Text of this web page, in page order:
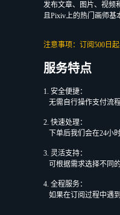
发布文章、图片、视频
且Pixiv上的热门画师基
注意事项：订阅500日
服务特点
1. 安全便捷：
无需自行操作支付流
2. 快速处理：
下单后我们会在24小
3. 灵活支持：
可根据需求选择不同
4. 全程服务：
如果在订阅过程中遇